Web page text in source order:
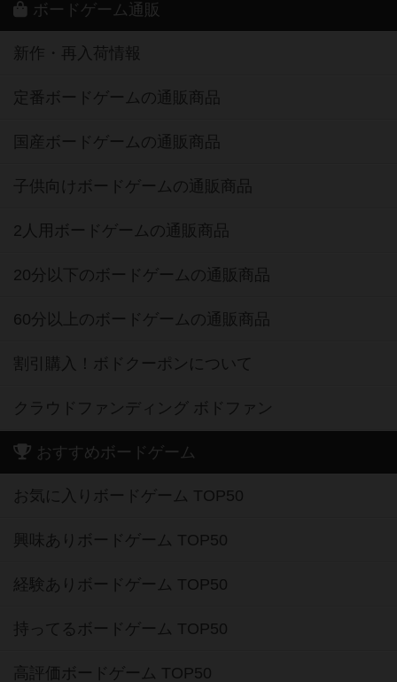
ボードゲーム通販
新作・再入荷情報
定番ボードゲームの通販商品
国産ボードゲームの通販商品
子供向けボードゲームの通販商品
2人用ボードゲームの通販商品
20分以下のボードゲームの通販商品
60分以上のボードゲームの通販商品
割引購入！ボドクーポンについて
クラウドファンディング ボドファン
おすすめボードゲーム
お気に入りボードゲーム TOP50
興味ありボードゲーム TOP50
経験ありボードゲーム TOP50
持ってるボードゲーム TOP50
高評価ボードゲーム TOP50